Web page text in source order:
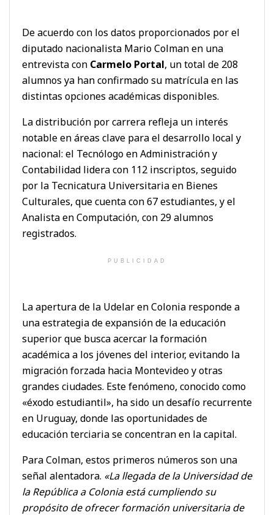
De acuerdo con los datos proporcionados por el
diputado nacionalista Mario Colman en una
entrevista con Carmelo Portal, un total de 208
alumnos ya han confirmado su matrícula en las
distintas opciones académicas disponibles.
La distribución por carrera refleja un interés
notable en áreas clave para el desarrollo local y
nacional: el Tecnólogo en Administración y
Contabilidad lidera con 112 inscriptos, seguido
por la Tecnicatura Universitaria en Bienes
Culturales, que cuenta con 67 estudiantes, y el
Analista en Computación, con 29 alumnos
registrados.
PUBLICIDAD
La apertura de la Udelar en Colonia responde a
una estrategia de expansión de la educación
superior que busca acercar la formación
académica a los jóvenes del interior, evitando la
migración forzada hacia Montevideo y otras
grandes ciudades. Este fenómeno, conocido como
«éxodo estudiantil», ha sido un desafío recurrente
en Uruguay, donde las oportunidades de
educación terciaria se concentran en la capital.
Para Colman, estos primeros números son una
señal alentadora. «La llegada de la Universidad de
la República a Colonia está cumpliendo su
propósito de ofrecer formación universitaria de